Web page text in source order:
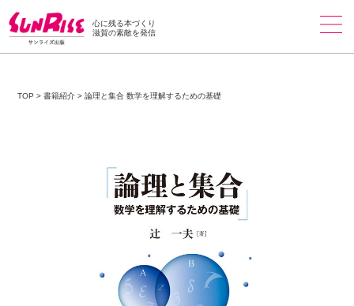
心に残る本づくり
滋賀の素敵を発信
TOP >書籍紹介 >論理と集合 数学を理解するための基礎